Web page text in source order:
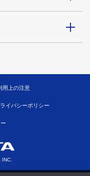
用上の注意
イバシーポリシー
INC.